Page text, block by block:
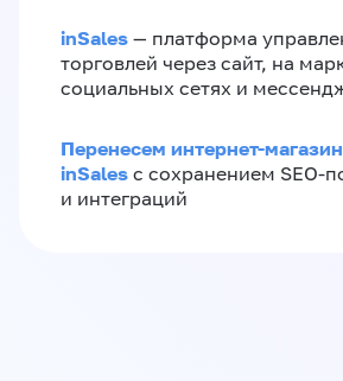
inSales — платформа
торговлей через сайт, на
социальных сетях и
Перенесем интернет-
inSales с сохранением SEO-
и интеграций